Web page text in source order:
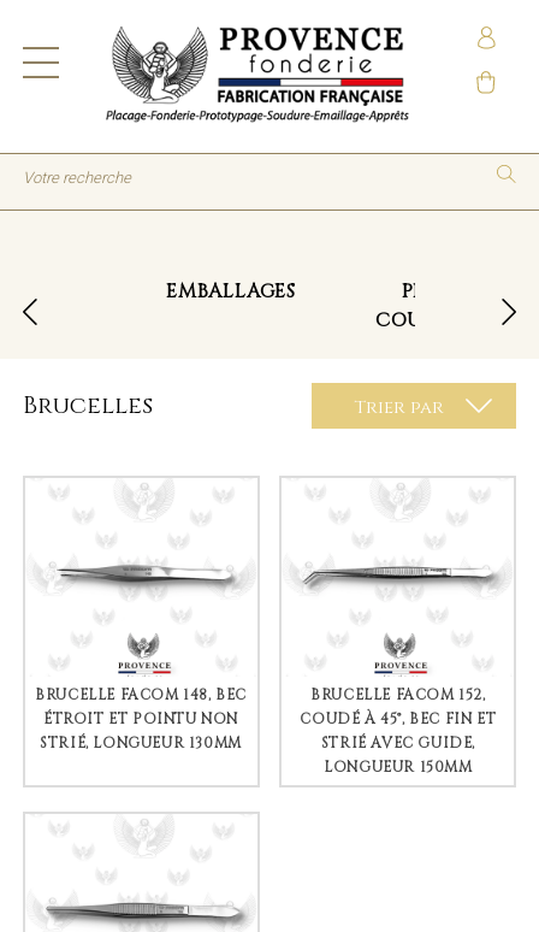
EMBALLAGES
PINCES
COUPANTES
Trier par
Brucelles
BRUCELLE FACOM 148, BEC
ÉTROIT ET POINTU NON
STRIÉ, LONGUEUR 130MM
BRUCELLE FACOM 152,
COUDÉ À 45°, BEC FIN ET
STRIÉ AVEC GUIDE,
LONGUEUR 150MM